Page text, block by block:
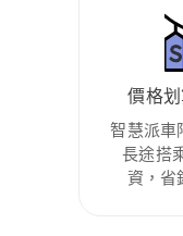
價格
智慧派車
長途搭
資，省